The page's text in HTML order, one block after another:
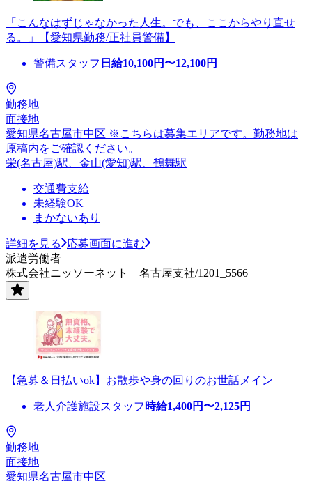
「こんなはずじゃなかった人生。でも、ここからやり直せ
る。」【愛知県勤務/正社員警備】
警備スタッフ 日給10,100円〜12,100円
勤務地
面接地
愛知県名古屋市中区 ※こちらは募集エリアです。勤務地は
原稿内をご確認ください。
栄(名古屋)駅、金山(愛知)駅、鶴舞駅
交通費支給
未経験OK
まかないあり
詳細を見る
応募画面に進む
派遣労働者
株式会社ニッソーネット 名古屋支社/1201_5566
【急募＆日払いok】お散歩や身の回りのお世話メイン
老人介護施設スタッフ 時給1,400円〜2,125円
勤務地
面接地
愛知県名古屋市中区